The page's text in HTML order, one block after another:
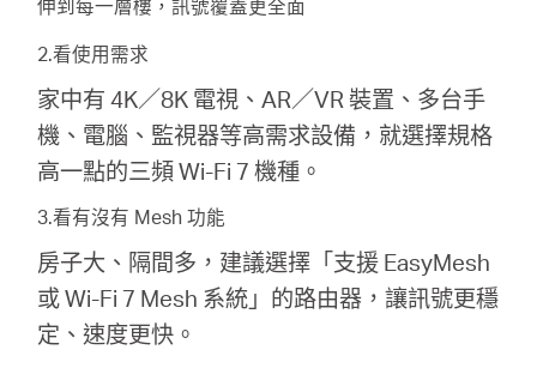
伸到每一層樓，訊號覆蓋更全面
2.看使用需求
家中有 4K／8K 電視、AR／VR 裝置、多台手
機、電腦、監視器等高需求設備，就選擇規格
高一點的三頻 Wi-Fi 7 機種。
3.看有沒有 Mesh 功能
房子大、隔間多，建議選擇「支援 EasyMesh
或 Wi-Fi 7 Mesh 系統」的路由器，讓訊號更穩
定、速度更快。